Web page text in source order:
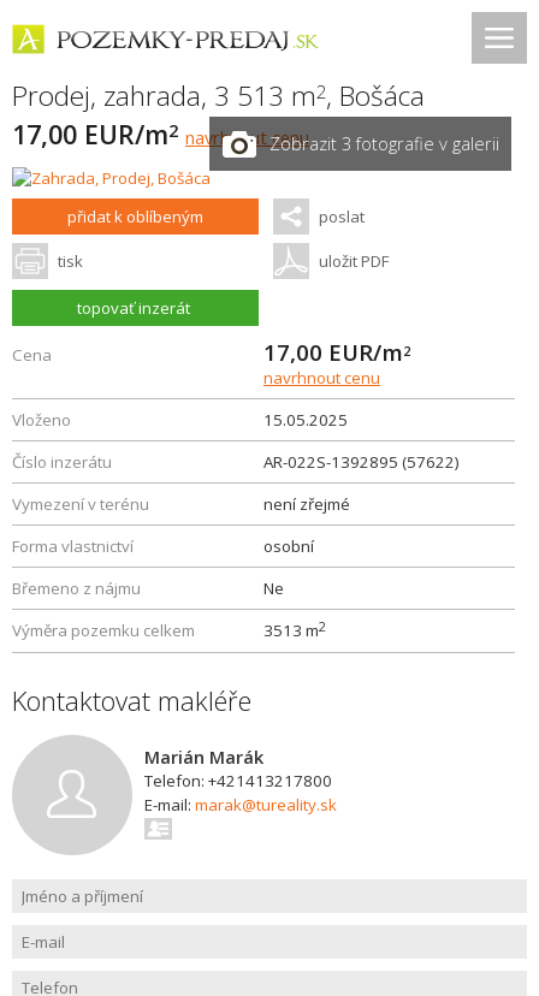
Prodej, zahrada, 3 513 m2, Bošáca
17,00 EUR/m2 navrhnout cenuZobrazit 3 fotografie v galerii
přidat k oblíbeným poslat
tisk uložit PDF
topovať inzerát
Cena 17,00 EUR/m2
navrhnout cenu
Vloženo
15.05.2025
Číslo inzerátu
AR-022S-1392895 (57622)
Vymezení v terénu
není zřejmé
Forma vlastnictví
osobní
Břemeno z nájmu
Ne
Výměra pozemku celkem
3513 m2
Kontaktovat makléře
Marián Marák
Telefon: +421413217800
E-mail: marak@tureality.sk